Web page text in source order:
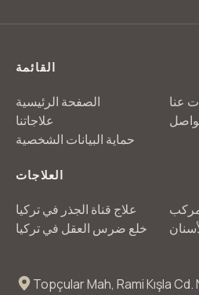
القائمة
الصفحة الرئيسية
عنا
علاجاتنا
حماية البيانات الشخصية
العلاجات
علاج قناة الجذر في تركيا
خلع ضرس العقل في تركيا
Topçular Mah, Rami Kışla